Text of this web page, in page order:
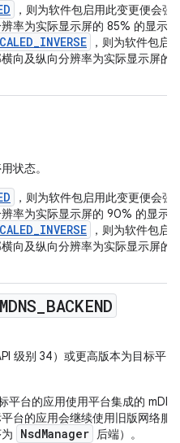
，则为软件包启用此变更便会强
率为实际显示屏的 85% 的显示
，则为软件包启
向及纵向分辨率为实际显示屏的
状态。
，则为软件包启用此变更便会强
率为实际显示屏的 90% 的显示
，则为软件包启
向及纵向分辨率为实际显示屏的
MDNS BACKEND
级别 34）或更高版本为目标平
平台的应用使用平台集成的
台的应用会继续使用旧版网络服
NsdManager 后端）。